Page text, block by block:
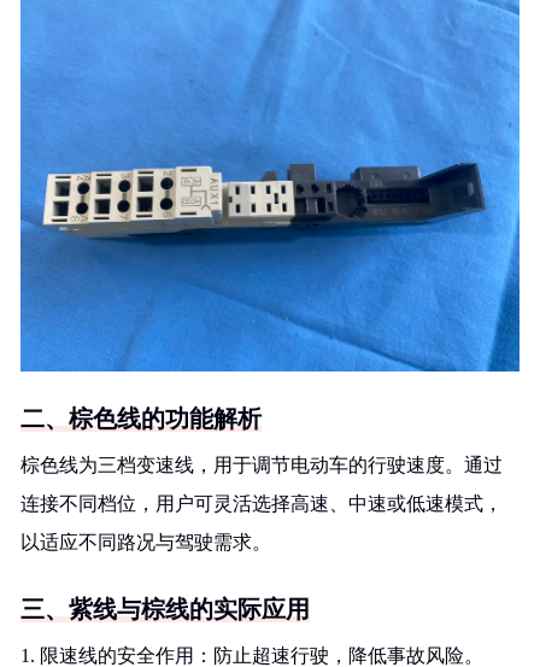
二、棕色线的功能解析
棕色线为三档变速线，用于调节电动车的行驶速度。通过
连接不同档位，用户可灵活选择高速、中速或低速模式，
以适应不同路况与驾驶需求。
三、紫线与棕线的实际应用
1. 限速线的安全作用：防止超速行驶，降低事故风险。